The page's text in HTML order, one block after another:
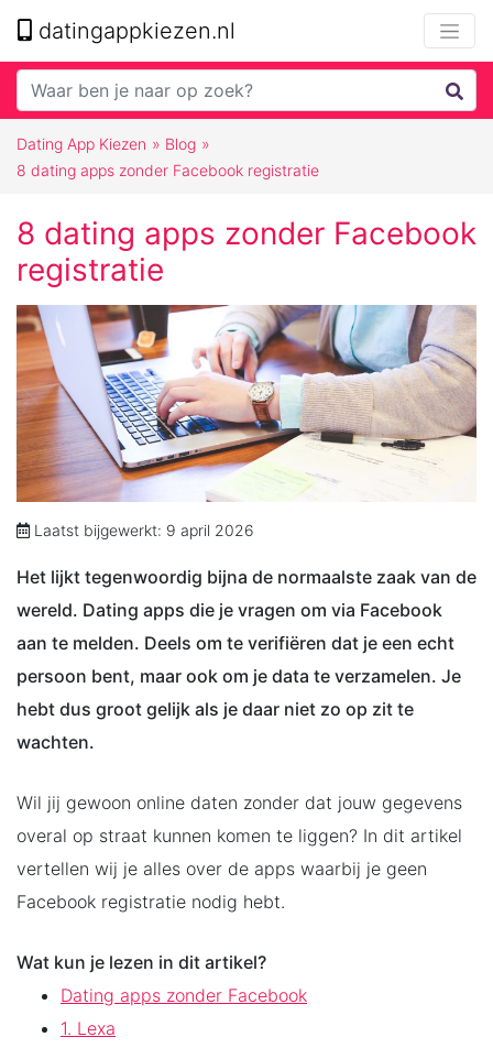
datingappkiezen.nl
Dating App Kiezen » Blog »
8 dating apps zonder Facebook registratie
8 dating apps zonder Facebook
registratie
Laatst bijgewerkt: 9 april 2026
Het lijkt tegenwoordig bijna de normaalste zaak van de
wereld. Dating apps die je vragen om via Facebook
aan te melden. Deels om te verifiëren dat je een echt
persoon bent, maar ook om je data te verzamelen. Je
hebt dus groot gelijk als je daar niet zo op zit te
wachten.
Wil jij gewoon online daten zonder dat jouw gegevens
overal op straat kunnen komen te liggen? In dit artikel
vertellen wij je alles over de apps waarbij je geen
Facebook registratie nodig hebt.
Wat kun je lezen in dit artikel?
Dating apps zonder Facebook
1. Lexa